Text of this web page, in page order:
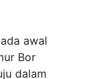
awal
Bor
dalam